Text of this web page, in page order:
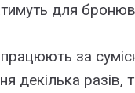
для
працюють за
декілька